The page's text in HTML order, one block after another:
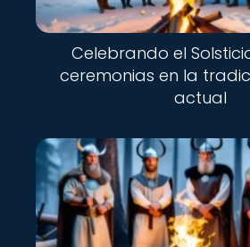
Celebrando el
ceremonias en la
actual